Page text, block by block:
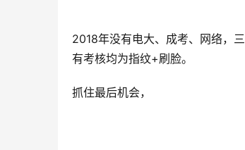
2018年没有电大、成考、网络，
有考核均为指纹+刷脸。
抓住最后机会，